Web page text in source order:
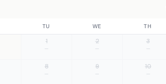
TU WE TH
1
—
2
—
3
—
8
—
9
—
10
—